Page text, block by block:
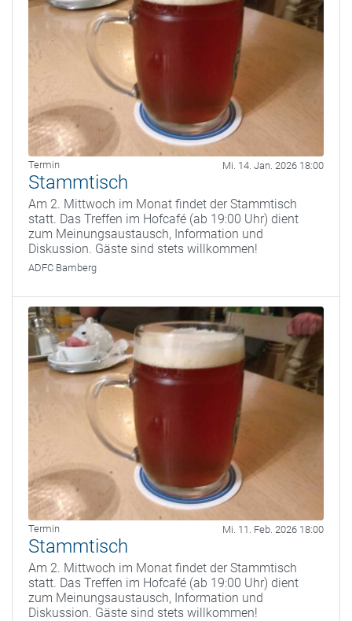
Termin Mi. 14. Jan. 2026 18:00
Stammtisch
Am 2. Mittwoch im Monat findet der Stammtisch
statt. Das Treffen im Hofcafé (ab 19:00 Uhr) dient
zum Meinungsaustausch, Information und
Diskussion. Gäste sind stets willkommen!
ADFC Bamberg
Termin Mi. 11. Feb. 2026 18:00
Stammtisch
Am 2. Mittwoch im Monat findet der Stammtisch
statt. Das Treffen im Hofcafé (ab 19:00 Uhr) dient
zum Meinungsaustausch, Information und
Diskussion. Gäste sind stets willkommen!